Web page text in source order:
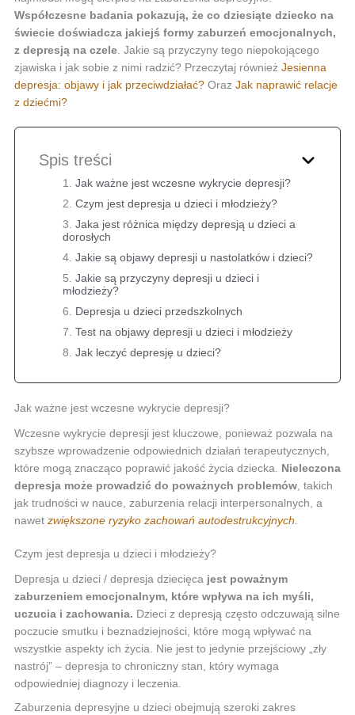
Współczesne badania pokazują, że co dziesiąte dziecko na
świecie doświadcza jakiejś formy zaburzeń emocjonalnych,
z depresją na czele. Jakie są przyczyny tego niepokojącego
zjawiska i jak sobie z nimi radzić? Przeczytaj również Jesienna
depresja: objawy i jak przeciwdziałać?Oraz Jak naprawić relacje
z dziećmi?
Spis treści
Jak ważne jest wczesne wykrycie depresji?
Czym jest depresja u dzieci i młodzieży?
Jaka jest różnica między depresją u dzieci a
dorosłych
Jakie są objawy depresji u nastolatków i dzieci?
Jakie są przyczyny depresji u dzieci i
młodzieży?
Depresja u dzieci przedszkolnych
Test na objawy depresji u dzieci i młodzieży
Jak leczyć depresję u dzieci?
Jak ważne jest wczesne wykrycie depresji?
Wczesne wykrycie depresji jest kluczowe, ponieważ pozwala na
szybsze wprowadzenie odpowiednich działań terapeutycznych,
które mogą znacząco poprawić jakość życia dziecka. Nieleczona
depresja może prowadzić do poważnych problemów, takich
jak trudności w nauce, zaburzenia relacji interpersonalnych, a
nawet zwiększone ryzyko zachowań autodestrukcyjnych.
Czym jest depresja u dzieci i młodzieży?
Depresja u dzieci / depresja dziecięca jest poważnym
zaburzeniem emocjonalnym, które wpływa na ich myśli,
uczucia i zachowania. Dzieci z depresją często odczuwają silne
poczucie smutku i beznadziejności, które mogą wpływać na
wszystkie aspekty ich życia. Nie jest to jedynie przejściowy „zły
nastrój” – depresja to chroniczny stan, który wymaga
odpowiedniej diagnozy i leczenia.
Zaburzenia depresyjne u dzieci obejmują szeroki zakres